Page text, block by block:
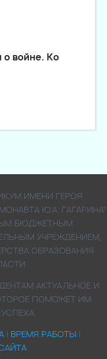
о войне. Ко
ИМЕНИ ГЕРОЯ
Ю.А. ГАГАРИНА"
БЮДЖЕТНЫМ
УЧРЕЖДЕНИЕМ,
ОБРАЗОВАНИЯ
АКТУАЛЬНОЕ И
ПОМОЖЕТ ИМ
| ВРЕМЯ РАБОТЫ |